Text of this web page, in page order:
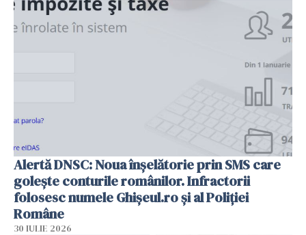
Alertă DNSC: Noua înșelătorie prin SMS care
golește conturile românilor. Infractorii
folosesc numele Ghișeul.ro și al Poliției
Române
30 IULIE 2026